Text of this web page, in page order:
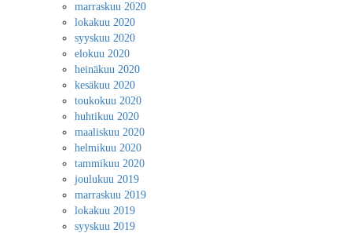
marraskuu 2020
lokakuu 2020
syyskuu 2020
elokuu 2020
heinäkuu 2020
kesäkuu 2020
toukokuu 2020
huhtikuu 2020
maaliskuu 2020
helmikuu 2020
tammikuu 2020
joulukuu 2019
marraskuu 2019
lokakuu 2019
syyskuu 2019